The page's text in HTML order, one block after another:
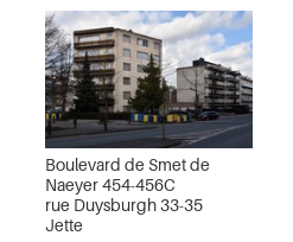
Boulevard de Smet de
Naeyer 454-456C
rue Duysburgh 33-35
Jette